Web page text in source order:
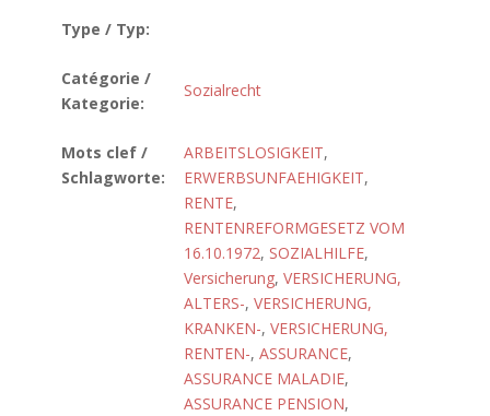
Type / Typ:
Catégorie /
Kategorie:
Sozialrecht
Mots clef /
Schlagworte:
ARBEITSLOSIGKEIT,
ERWERBSUNFAEHIGKEIT,
RENTE,
RENTENREFORMGESETZ VOM
16.10.1972, SOZIALHILFE,
Versicherung, VERSICHERUNG,
ALTERS-, VERSICHERUNG,
KRANKEN-, VERSICHERUNG,
RENTEN-, ASSURANCE,
ASSURANCE MALADIE,
ASSURANCE PENSION,